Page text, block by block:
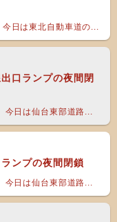
今日は東北自動車道の...
口ランプの夜間閉
今日は仙台東部道路...
ンプの夜間閉鎖
今日は仙台東部道路...